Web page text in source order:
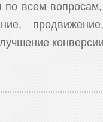
всем